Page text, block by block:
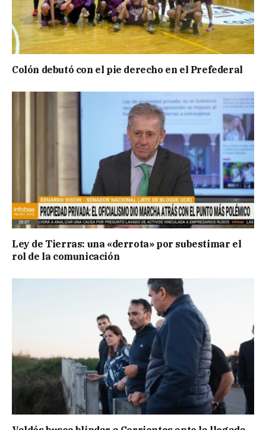
Colón debutó con el pie derecho en el Prefederal
Ley de Tierras: una «derrota» por subestimar el
rol de la comunicación